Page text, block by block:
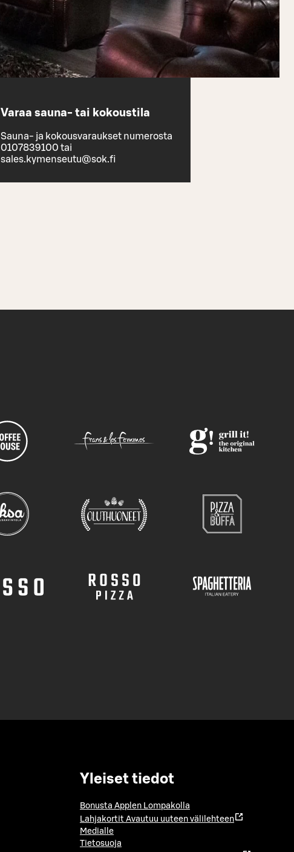
Varaa sauna- tai kokoustila
Sauna- ja kokousvaraukset numerosta
0107839100 tai
sales.kymenseutu@sok.fi
Yleiset tiedot
Bonusta Applen Lompakolla
Lahjakortit Avautuu uuteen välilehteen
Medialle
Tietosuoja